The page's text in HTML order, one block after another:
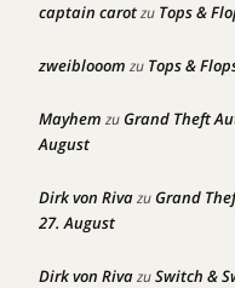
captain carotzu Tops &
zweiblooom zu Tops &
Mayhem zuGrand Theft
August
Dirk von RivazuGrand
27. August
Dirk von RivazuSwitch &